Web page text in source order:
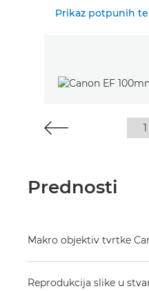
Prikaz potpunih
1
Prednosti
Makro objektiv tvrtke
Reprodukcija slike u